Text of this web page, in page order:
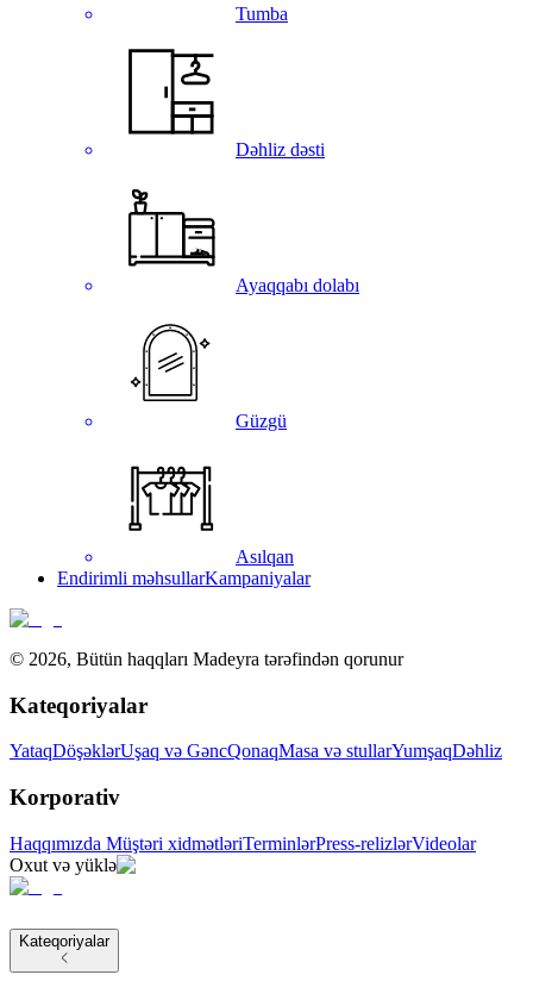
Tumba
Dəhliz dəsti
Ayaqqabı dolabı
Güzgü
Asılqan
Endirimli məhsullarKampaniyalar
© 2026, Bütün haqqları Madeyra tərəfindən qorunur
Kateqoriyalar
YataqDöşəklərUşaq və GəncQonaqMasa və stullarYumşaqDəhliz
Korporativ
Haqqımızda Müştəri xidmətləriTerminlərPress-relizlərVideolar
Oxut və yüklə
Kateqoriyalar